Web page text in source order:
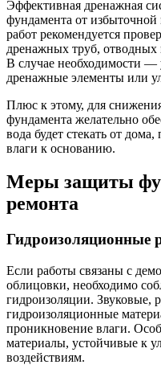
Эффективная дренажная
фундамента от
работ рекомендуется
дренажных труб, отводных
В случае необходимости —
дренажные элементы или
Плюс к этому, для
фундамента желательно
вода будет стекать от
влаги к основанию.
Меры защиты
ремонта
Гидроизоляционные
Если работы связаны с
облицовки, необходимо
гидроизоляции. Звуковые,
гидроизоляционные
проникновение влаги.
материалы, устойчивые к
воздействиям.